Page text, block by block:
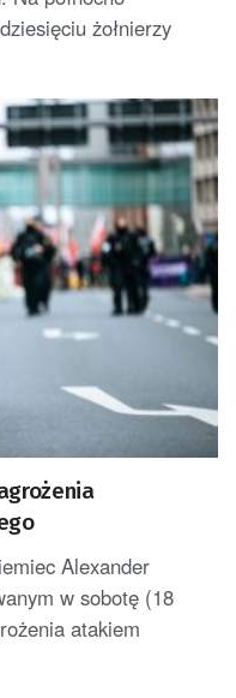
żołnierzy
Alexander
w sobotę (18
atakiem